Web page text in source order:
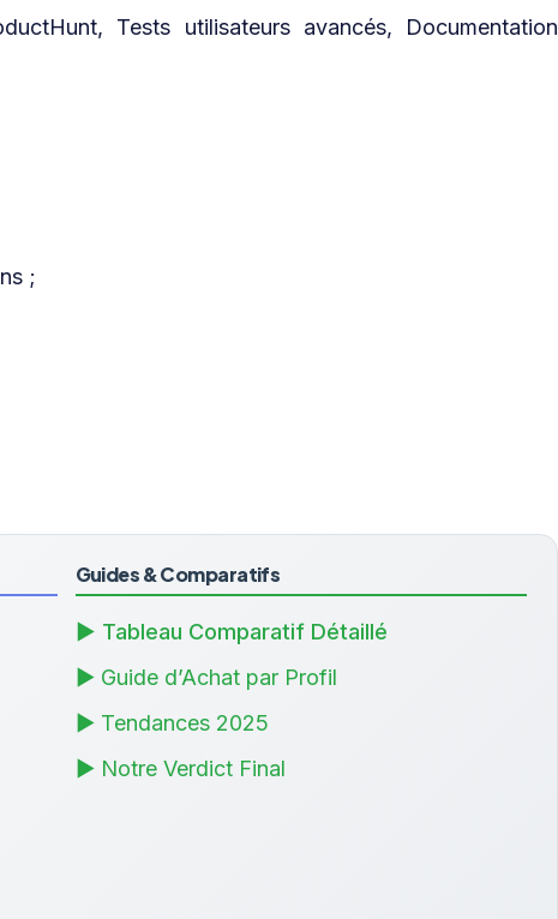
Tests utilisateurs avancés, Documentation
;
Guides & Comparatifs
▶ Tableau Comparatif Détaillé
▶ Guide d’Achat par Profil
▶ Tendances 2025
▶ Notre Verdict Final